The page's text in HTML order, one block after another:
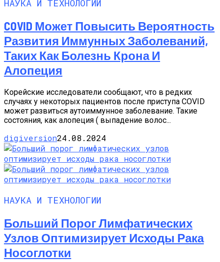
НАУКА И ТЕХНОЛОГИИ
COVID Может Повысить Вероятность
Развития Иммунных Заболеваний,
Таких Как Болезнь Крона И
Алопеция
Корейские исследователи сообщают, что в редких
случаях у некоторых пациентов после приступа COVID
может развиться аутоиммунное заболевание. Такие
состояния, как алопеция ( выпадение волос...
digiversion24.08.2024
НАУКА И ТЕХНОЛОГИИ
Больший Порог Лимфатических
Узлов Оптимизирует Исходы Рака
Носоглотки